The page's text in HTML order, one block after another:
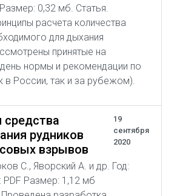
0,32 мб. Статья.
расчета количества
для дыхания
принятые на
нормы и рекомендации по
в России, так и за рубежом).
рудников
взрывов
19
сентября
2020
С., Яворский А. и др. Год:
Размер: 1,12 мб